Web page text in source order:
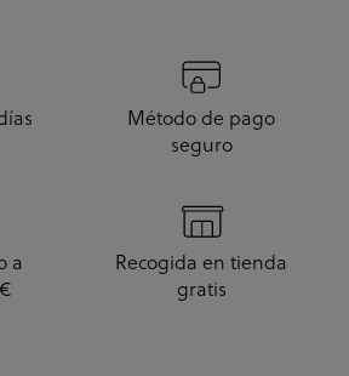
Método de pago
seguro
a
Recogida en tienda
gratis